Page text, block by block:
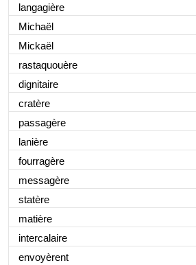
langagière
Michaël
Mickaël
rastaquouère
dignitaire
cratère
passagère
lanière
fourragère
messagère
statère
matière
intercalaire
envoyèrent